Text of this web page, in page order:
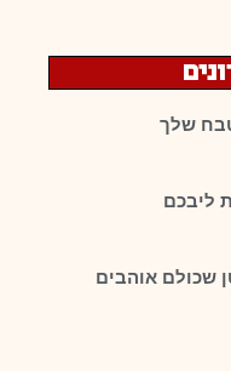
שלך
ליבכם
שכולם אוהבים